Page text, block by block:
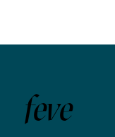
feve